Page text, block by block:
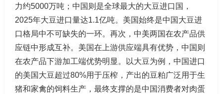
力约5000万吨；中国则是全球最大的大豆进口国，
2025年大豆进口量达1.1亿吨。美国始终是中国大豆进
口格局中不可缺失的一环。再次，中美两国在农产品供
应链中形成互补。美国在上游供应端具有优势，中国则
在农产品下游加工端优势明显。以大豆为例，中国进口
的美国大豆超过80%用于压榨，产出的豆粕广泛用于生
猪和家禽的饲料生产，最终支撑的是中国消费者对肉蛋